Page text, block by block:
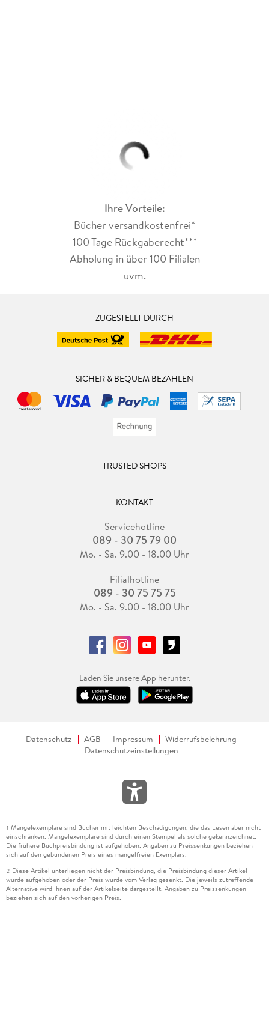
Ihre Vorteile:
Bücher versandkostenfrei*
100 Tage Rückgaberecht***
Abholung in über 100 Filialen
uvm.
ZUGESTELLT DURCH
SICHER & BEQUEM BEZAHLEN
TRUSTED SHOPS
KONTAKT
Servicehotline
089 - 30 75 79 00
Mo. - Sa. 9.00 - 18.00 Uhr
Filialhotline
089 - 30 75 75 75
Mo. - Sa. 9.00 - 18.00 Uhr
Laden Sie unsere App herunter.
Datenschutz AGB Impressum
Widerrufsbelehrung
Datenschutzeinstellungen
1 Mängelexemplare sind Bücher mit leichten Beschädigungen, die das Lesen aber nicht
einschränken. Mängelexemplare sind durch einen Stempel als solche gekennzeichnet.
Die frühere Buchpreisbindung ist aufgehoben. Angaben zu Preissenkungen beziehen
sich auf den gebundenen Preis eines mangelfreien Exemplars.
2 Diese Artikel unterliegen nicht der Preisbindung, die Preisbindung dieser Artikel
wurde aufgehoben oder der Preis wurde vom Verlag gesenkt. Die jeweils zutreffende
Alternative wird Ihnen auf der Artikelseite dargestellt. Angaben zu Preissenkungen
beziehen sich auf den vorherigen Preis.